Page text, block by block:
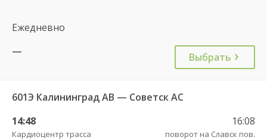
Ежедневно
—
Выбрать
601Э Калининград АВ — Советск АС
14:48
Кардиоцентр трасса
16:08
поворот на Славск пов.